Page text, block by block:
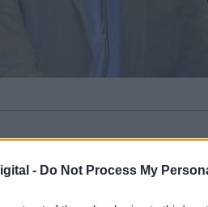
- Do Not Process My
la Vegaha acordado
para el mes de abril
a pequeñas empresas